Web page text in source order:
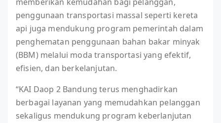
penggunaan transportasi massal seperti kereta
api juga mendukung program pemerintah dalam
penghematan penggunaan bahan bakar minyak
(BBM) melalui moda transportasi yang efektif,
efisien, dan berkelanjutan.
“KAI Daop 2 Bandung terus menghadirkan
berbagai layanan yang memudahkan pelanggan
sekaligus mendukung program keberlanjutan